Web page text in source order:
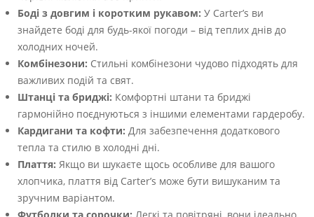
Боді з довгим і коротким рукавом: У Carter’s ви
знайдете боді для будь-якої погоди – від теплих днів до
холодних ночей.
Комбінезони: Стильні комбінезони чудово підходять для
важливих подій та свят.
Штанці та бриджі: Комфортні штани та бриджі
гармонійно поєднуються з іншими елементами гардеробу.
Кардигани та кофти: Для забезпечення додаткового
тепла та стилю в холодні дні.
Плаття: Якщо ви шукаєте щось особливе для вашого
хлопчика, плаття від Carter’s може бути вишуканим та
зручним варіантом.